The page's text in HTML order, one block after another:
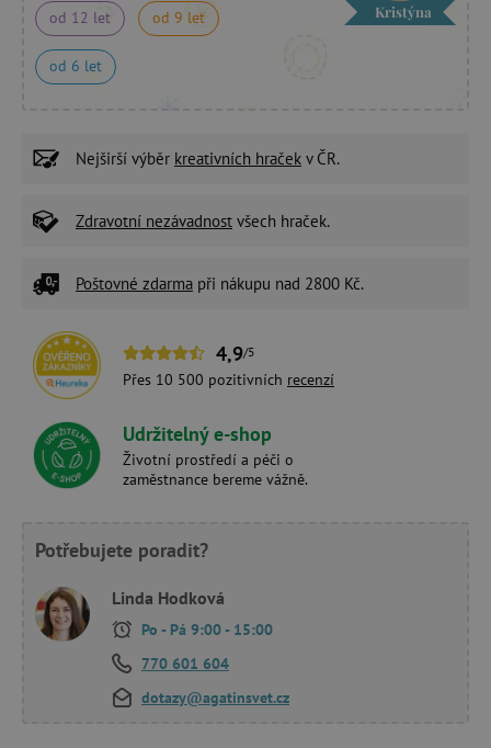
od 12 let od 9 let
od 6 let
Kristýna
Nejširší výběr kreativních hraček v ČR.
Zdravotní nezávadnost všech hraček.
Poštovné zdarma při nákupu nad 2800 Kč.
4,9/5
Přes 10 500 pozitivních recenzí
Udržitelný e-shop
Životní prostředí a péči o
zaměstnance bereme vážně.
Potřebujete poradit?
Linda Hodková
Po - Pá 9:00 - 15:00
770 601 604
dotazy@agatinsvet.cz